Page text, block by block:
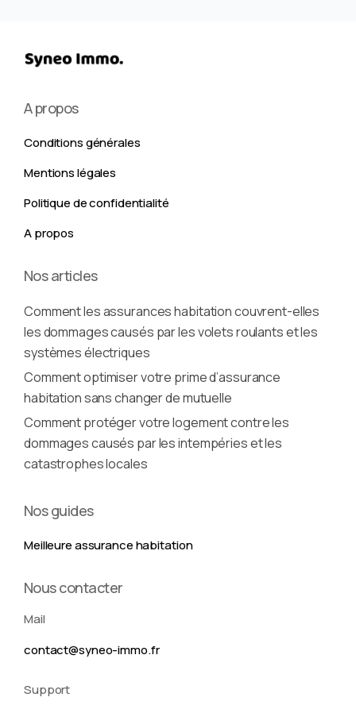
A propos
Conditions générales
Mentions légales
Politique de confidentialité
A propos
Nos articles
Comment les assurances habitation couvrent-elles
les dommages causés par les volets roulants et les
systèmes électriques
Comment optimiser votre prime d’assurance
habitation sans changer de mutuelle
Comment protéger votre logement contre les
dommages causés par les intempéries et les
catastrophes locales
Nos guides
Meilleure assurance habitation
Nous contacter
Mail
contact@syneo-immo.fr
Support